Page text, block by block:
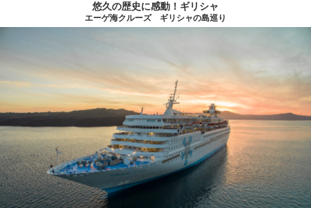
悠久の歴史に感動！ギリシャ
エーゲ海クルーズ ギリシャの島巡り